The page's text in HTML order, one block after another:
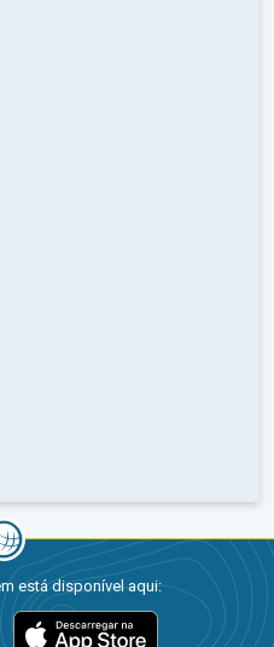
está disponível aqui: